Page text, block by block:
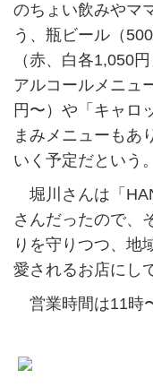
のちょい飲みやマ
う、瓶ビール（
（赤、白各1,050
アルコールメニュ
円〜）や「キャロ
まみメニューもあ
いく予定だという。
堀川さんは「
さんだったので、
りを守りつつ、地
愛されるお店にし
営業時間は11時